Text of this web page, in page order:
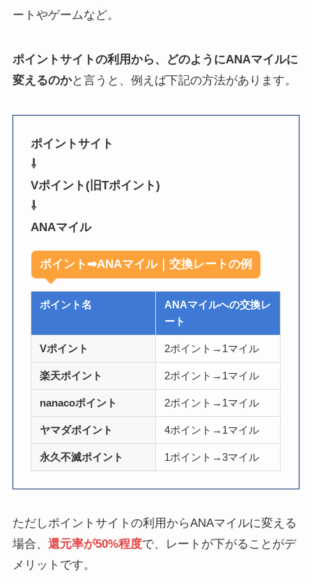
ートやゲームなど。
ポイントサイトの利用から、どのようにANAマイルに
変えるのかと言うと、例えば下記の方法があります。
ポイントサイト
⇩
Vポイント(旧Tポイント)
⇩
ANAマイル
ポイント➡ANAマイル｜交換レートの例
ポイント名
ANAマイルへの交換レ
ート
Vポイント 2ポイント→1マイル
楽天ポイント 2ポイント→1マイル
nanacoポイント 2ポイント→1マイル
ヤマダポイント 4ポイント→1マイル
永久不滅ポイント 1ポイント→3マイル
ただしポイントサイトの利用からANAマイルに変える
場合、 還元率が50%程度で、レートが下がることがデ
メリットです。